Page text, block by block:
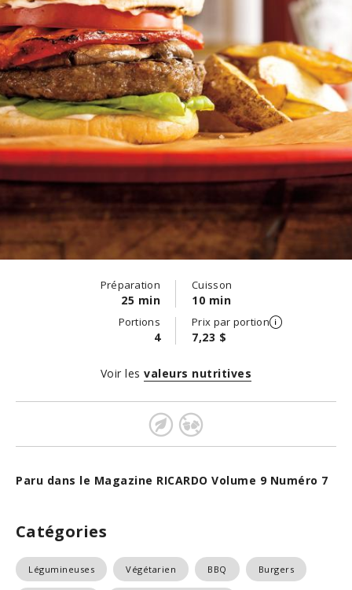
Préparation
25 min
Cuisson
10 min
Portions
4
Prix par portion
7,23 $
Paru dans le Magazine RICARDO Volume 9 Numéro 7
Voir les valeurs nutritives
Catégories
Légumineuses Végétarien BBQ Burgers